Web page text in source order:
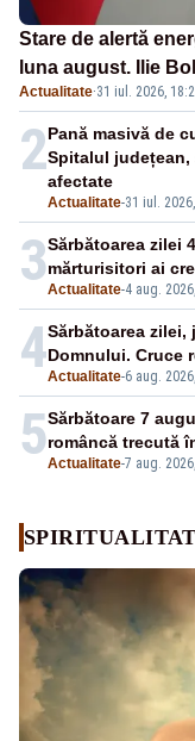
Stare de alertă
luna august. Ilie
restricții – VIDEO
Actualitate·31 iul. 2026,
2
Actualitate-31 iul.
Pană masivă de
Spitalul județean,
afectate
3Actualitate-4 aug.
Sărbătoarea zilei
mărturisitori ai
4Actualitate-6 aug.
Sărbătoarea zilei,
Domnului. Cruce
5Actualitate-7 aug.
Sărbătoare 7
româncă trecută